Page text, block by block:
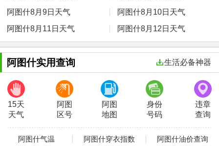
阿图什8月9日天气
阿图什8月10日天气
阿图什8月11日天气
阿图什8月12日天气
阿图什实用查询 生活必备神器
15天
天气
阿图
区号
阿图
地图
身份
号码
违章
查询
阿图什气温 阿图什穿衣指数 阿图什油价查询